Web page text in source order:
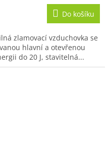
Do košíku
zlamovací vzduchovka se
hlavní a otevřenou
do 20 J, stavitelná...